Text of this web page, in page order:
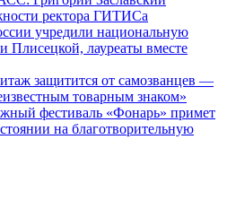
ректора ГИТИСа
учредили национальную
лауреаты вместе
защитится от самозванцев —
товарным знаком»
фестиваль «Фонарь» примет
на благотворительную